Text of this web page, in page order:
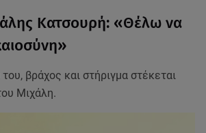
Κατσουρή: «Θέλω να
βράχος και στήριγμα στέκεται
Μιχάλη.